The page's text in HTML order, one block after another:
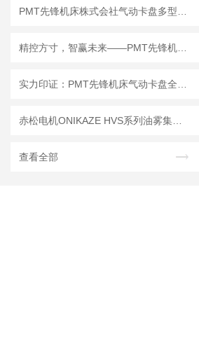
查看全部